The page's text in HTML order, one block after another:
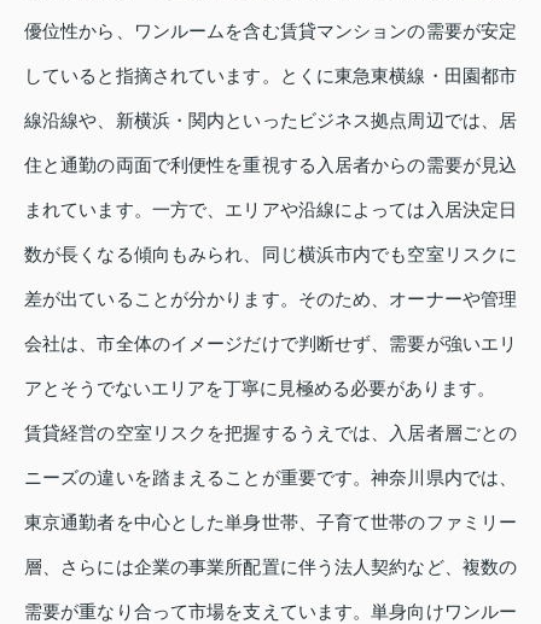
優位性から、ワンルームを含む賃貸マンションの需要が安定
していると指摘されています。とくに東急東横線・田園都市
線沿線や、新横浜・関内といったビジネス拠点周辺では、居
住と通勤の両面で利便性を重視する入居者からの需要が見込
まれています。一方で、エリアや沿線によっては入居決定日
数が長くなる傾向もみられ、同じ横浜市内でも空室リスクに
差が出ていることが分かります。そのため、オーナーや管理
会社は、市全体のイメージだけで判断せず、需要が強いエリ
アとそうでないエリアを丁寧に見極める必要があります。
賃貸経営の空室リスクを把握するうえでは、入居者層ごとの
ニーズの違いを踏まえることが重要です。神奈川県内では、
東京通勤者を中心とした単身世帯、子育て世帯のファミリー
層、さらには企業の事業所配置に伴う法人契約など、複数の
需要が重なり合って市場を支えています。単身向けワンルー